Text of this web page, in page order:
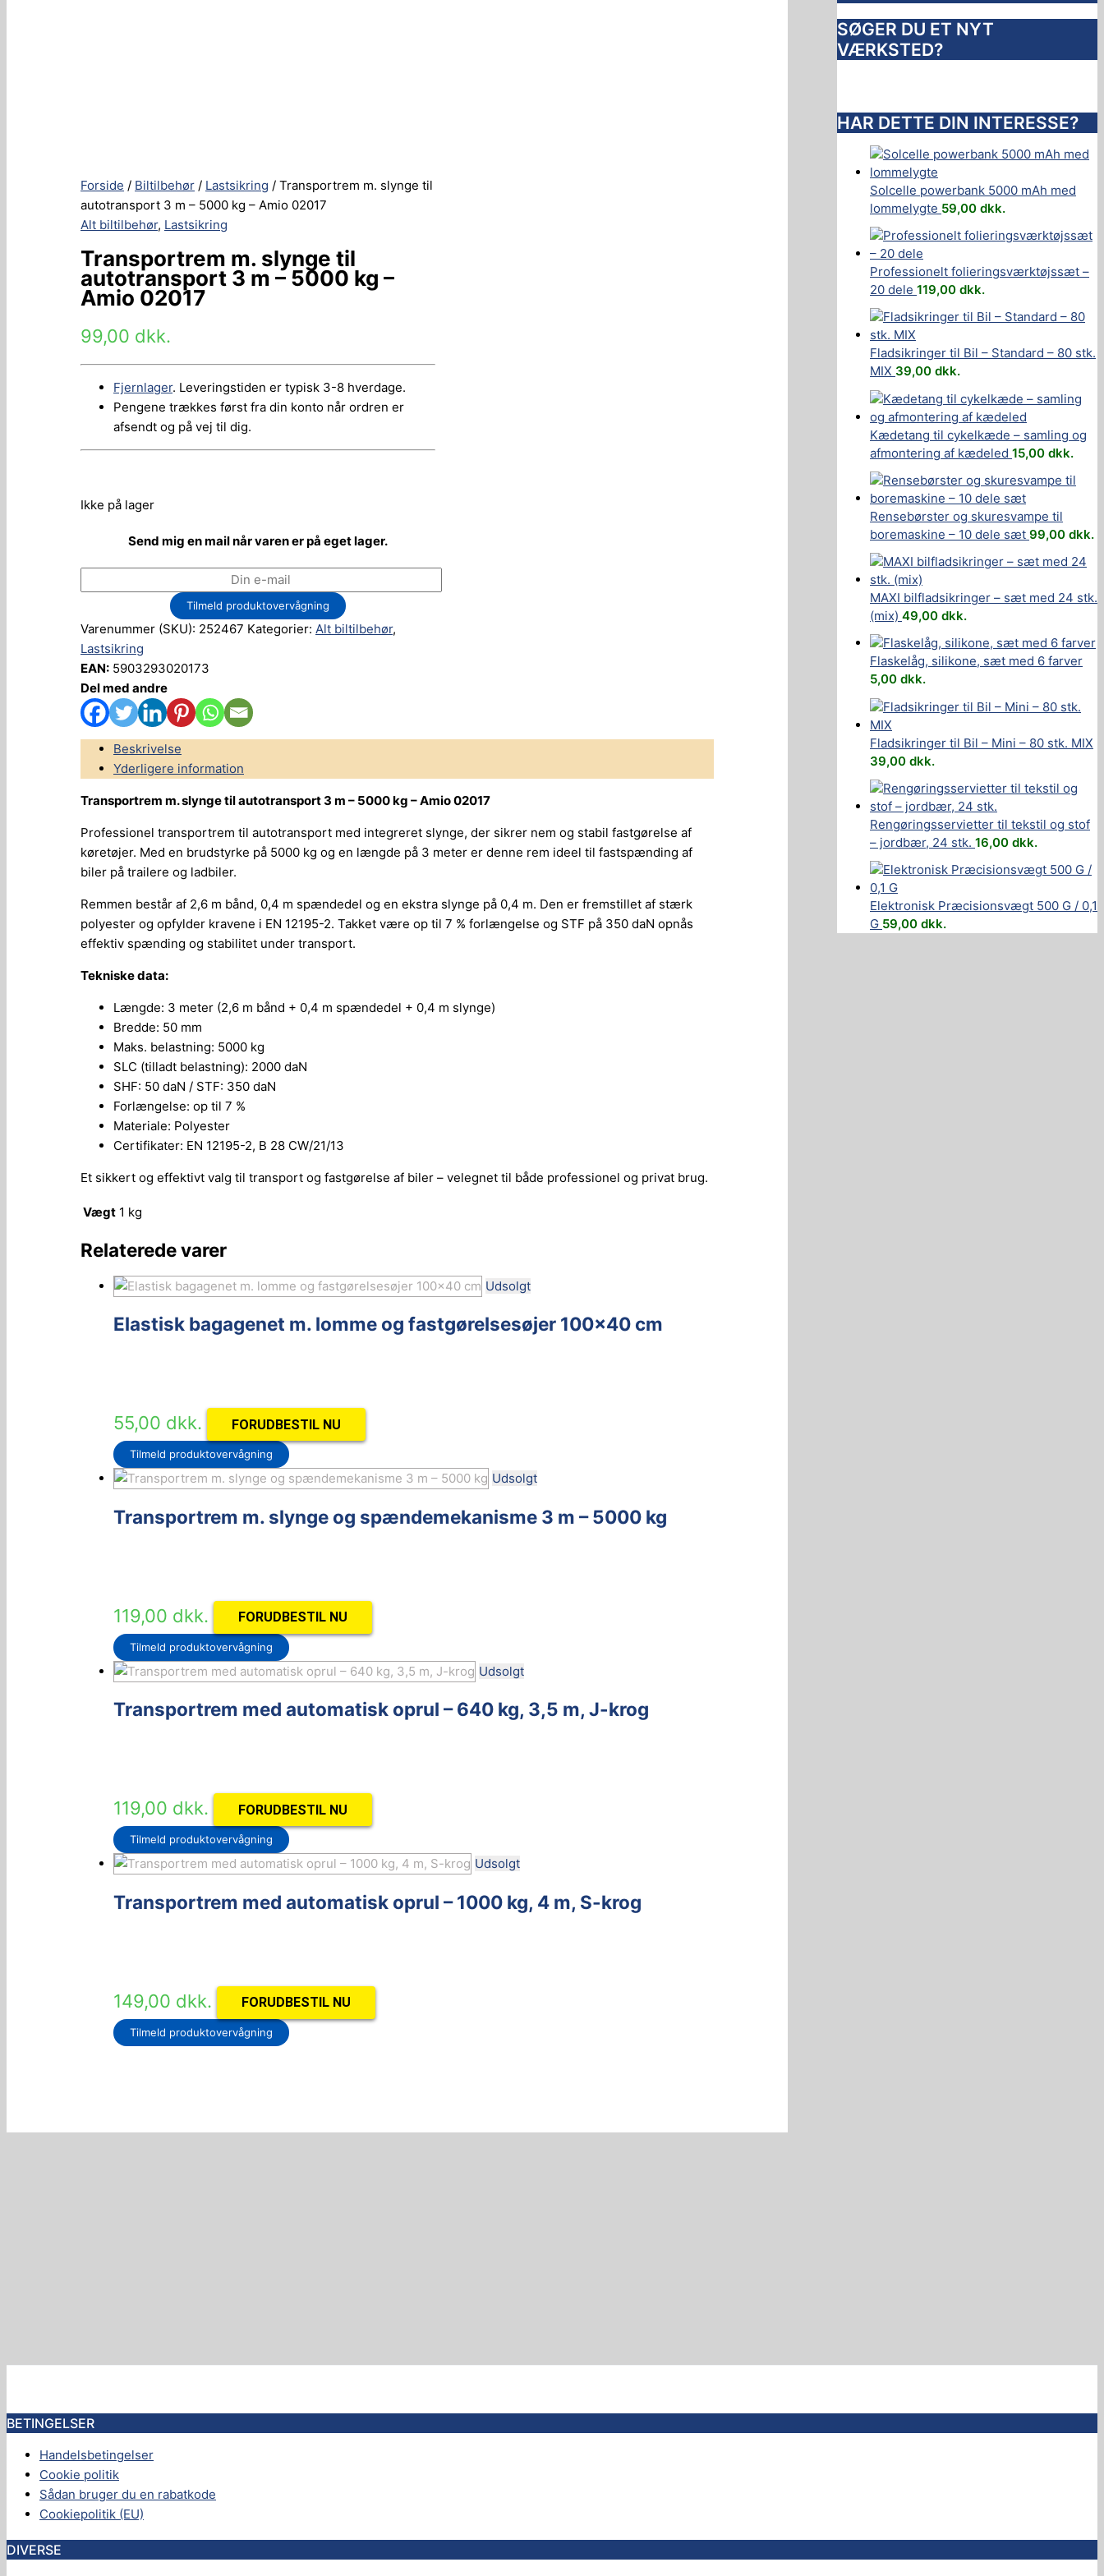
Forside / Biltilbehør / Lastsikring / Transportrem m. slynge til
autotransport 3 m – 5000 kg – Amio 02017
Alt biltilbehør, Lastsikring
Transportrem m. slynge til
autotransport 3 m – 5000 kg –
Amio 02017
99,00 dkk.
Fjernlager. Leveringstiden er typisk 3-8 hverdage.
Pengene trækkes først fra din konto når ordren er
afsendt og på vej til dig.
Ikke på lager
Send mig en mail når varen er på eget lager.
Tilmeld produktovervågning
Varenummer (SKU): 252467 Kategorier: Alt biltilbehør,
Lastsikring
EAN: 5903293020173
Del med andre
Beskrivelse
Yderligere information
Transportrem m. slynge til autotransport 3 m – 5000 kg – Amio 02017
Professionel transportrem til autotransport med integreret slynge, der sikrer nem og stabil fastgørelse af
køretøjer. Med en brudstyrke på 5000 kg og en længde på 3 meter er denne rem ideel til fastspænding af
biler på trailere og ladbiler.
Remmen består af 2,6 m bånd, 0,4 m spændedel og en ekstra slynge på 0,4 m. Den er fremstillet af stærk
polyester og opfylder kravene i EN 12195-2. Takket være op til 7 % forlængelse og STF på 350 daN opnås
effektiv spænding og stabilitet under transport.
Tekniske data:
Længde: 3 meter (2,6 m bånd + 0,4 m spændedel + 0,4 m slynge)
Bredde: 50 mm
Maks. belastning: 5000 kg
SLC (tilladt belastning): 2000 daN
SHF: 50 daN / STF: 350 daN
Forlængelse: op til 7 %
Materiale: Polyester
Certifikater: EN 12195-2, B 28 CW/21/13
Et sikkert og effektivt valg til transport og fastgørelse af biler – velegnet til både professionel og privat brug.
Vægt 1 kg
Relaterede varer
Udsolgt
Elastisk bagagenet m. lomme og fastgørelsesøjer 100×40 cm
55,00 dkk. FORUDBESTIL NU
Tilmeld produktovervågning
Udsolgt
Transportrem m. slynge og spændemekanisme 3 m – 5000 kg
119,00 dkk. FORUDBESTIL NU
Tilmeld produktovervågning
Udsolgt
Transportrem med automatisk oprul – 640 kg, 3,5 m, J-krog
119,00 dkk. FORUDBESTIL NU
Tilmeld produktovervågning
Udsolgt
Transportrem med automatisk oprul – 1000 kg, 4 m, S-krog
149,00 dkk. FORUDBESTIL NU
Tilmeld produktovervågning
SØGER DU ET NYT
VÆRKSTED?
HAR DETTE DIN INTERESSE?
Solcelle powerbank 5000 mAh med
lommelygte 59,00 dkk.
Professionelt folieringsværktøjssæt –
20 dele 119,00 dkk.
Fladsikringer til Bil – Standard – 80 stk.
MIX 39,00 dkk.
Kædetang til cykelkæde – samling og
afmontering af kædeled 15,00 dkk.
Rensebørster og skuresvampe til
boremaskine – 10 dele sæt 99,00 dkk.
MAXI bilfladsikringer – sæt med 24 stk.
(mix) 49,00 dkk.
Flaskelåg, silikone, sæt med 6 farver
5,00 dkk.
Fladsikringer til Bil – Mini – 80 stk. MIX
39,00 dkk.
Rengøringsservietter til tekstil og stof
– jordbær, 24 stk. 16,00 dkk.
Elektronisk Præcisionsvægt 500 G / 0,1
G 59,00 dkk.
BETINGELSER
Handelsbetingelser
Cookie politik
Sådan bruger du en rabatkode
Cookiepolitik (EU)
DIVERSE